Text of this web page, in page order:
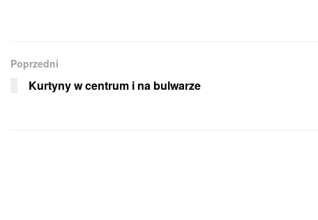
Poprzedni
Kurtyny w centrum i na bulwarze